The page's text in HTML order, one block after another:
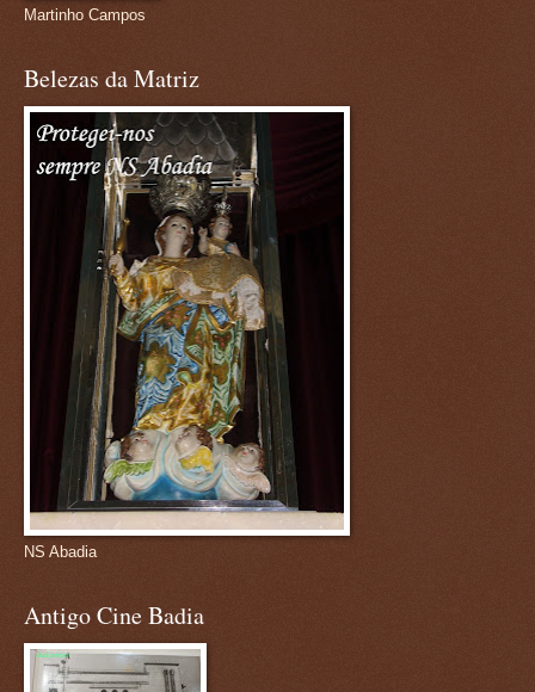
Martinho Campos
Belezas da Matriz
NS Abadia
Antigo Cine Badia